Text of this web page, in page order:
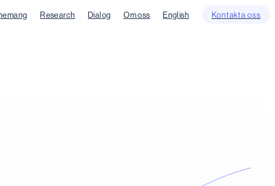
Research Dialog Om oss English Kontakta oss